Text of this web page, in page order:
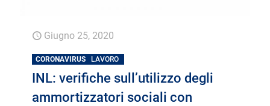
Giugno 25, 2020
CORONAVIRUS LAVORO
INL: verifiche sull’utilizzo degli
ammortizzatori sociali con